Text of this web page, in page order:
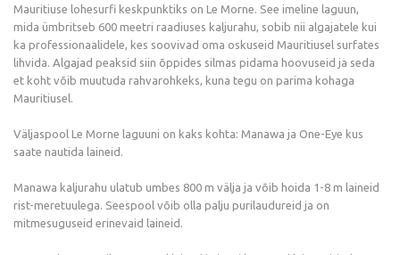
Mauritiuse lohesurfi keskpunktiks on Le Morne. See imeline laguun,
mida ümbritseb 600 meetri raadiuses kaljurahu, sobib nii algajatele kui
ka professionaalidele, kes soovivad oma oskuseid Mauritiusel surfates
lihvida. Algajad peaksid siin õppides silmas pidama hoovuseid ja seda
et koht võib muutuda rahvarohkeks, kuna tegu on parima kohaga
Mauritiusel.
Väljaspool Le Morne laguuni on kaks kohta: Manawa ja One-Eye kus
saate nautida laineid.
Manawa kaljurahu ulatub umbes 800 m välja ja võib hoida 1-8 m laineid
rist-meretuulega. Seespool võib olla palju purilaudureid ja on
mitmesuguseid erinevaid laineid.